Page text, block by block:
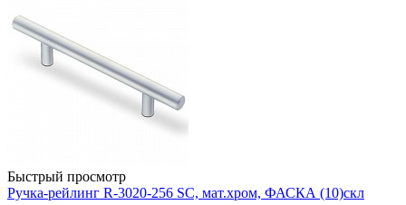
Быстрый просмотр
Ручка-рейлинг R-3020-256 SC, мат.хром, ФАСКА (10)скл